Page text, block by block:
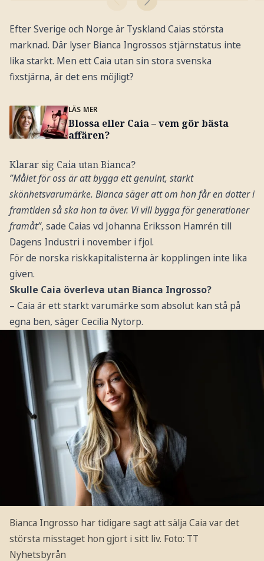
Efter Sverige och Norge är Tyskland Caias största
marknad. Där lyser Bianca Ingrossos stjärnstatus inte
lika starkt. Men ett Caia utan sin stora svenska
fixstjärna, är det ens möjligt?
LÄS MER
Blossa eller Caia – vem gör bästa
affären?
Klarar sig Caia utan Bianca?
”Målet för oss är att bygga ett genuint, starkt
skönhetsvarumärke. Bianca säger att om hon får en dotter i
framtiden så ska hon ta över. Vi vill bygga för generationer
framåt”, sade Caias vd Johanna Eriksson Hamrén till
Dagens Industri i november i fjol.
För de norska riskkapitalisterna är kopplingen inte lika
given.
Skulle Caia överleva utan Bianca Ingrosso?
– Caia är ett starkt varumärke som absolut kan stå på
egna ben, säger Cecilia Nytorp.
Bianca Ingrosso har tidigare sagt att sälja Caia var det
största misstaget hon gjort i sitt liv. Foto: TT
Nyhetsbyrån